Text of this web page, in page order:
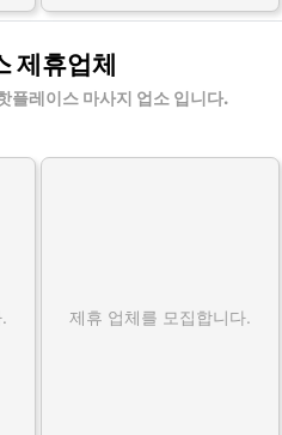
제휴업체
플레이스 마사지 업소 입니다.
제휴 업체를 모집합니다.